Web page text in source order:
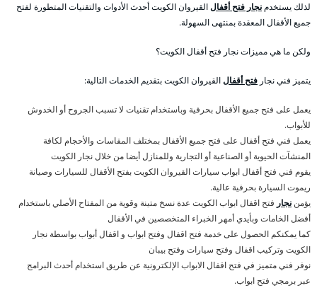
لذلك يستخدم نجار فتح أقفالالقيروان الكويت أحدث الأدوات والتقنيات المتطورة لفتح
جميع الأقفال المعقدة بمنتهى السهولة.
ولكن ما هي مميزات نجار فتح أقفال الكويت؟
يتميز فني نجار فتح أقفالالقيروان الكويت بتقديم الخدمات التالية:
يعمل على فتح جميع الأقفال بحرفية وباستخدام تقنيات لا تسبب الجروح أو الخدوش
للأبواب.
يعمل فني فتح أقفال على فتح جميع الأقفال بمختلف المقاسات والأحجام لكافة
المنشآت الحيوية أو الصناعية أو التجارية وللمنازل أيضا من خلال نجار الكويت
يقوم فني فتح أقفال ابواب سيارات القيروان الكويت بفتح الأقفال للسيارات وصيانة
ريموت السيارة بحرفية عالية.
يؤمن نجار فتح اقفال ابواب الكويت عدة نسخ متينة وقوية من المفتاح الأصلي باستخدام
أفضل الخامات وبأيدي أمهر الخبراء المتخصصين في الأقفال
كما يمكنكم الحصول على خدمة فتح اقفال وفتح ابواب و اقفال أبواب بواسطة نجار
الكويت وتركيب اقفال وفتح سيارات وفتح بيبان
نوفر فني متميز في فتح اقفال الابواب الإلكترونية عن طريق استخدام أحدث البرامج
عبر برمجي فتح ابواب.